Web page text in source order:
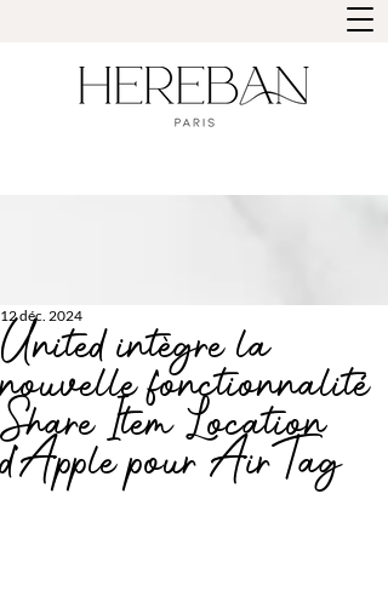
United intègre la
nouvelle fonctionnalité
Share Item Location
d'Apple pour AirTag
12 déc. 2024